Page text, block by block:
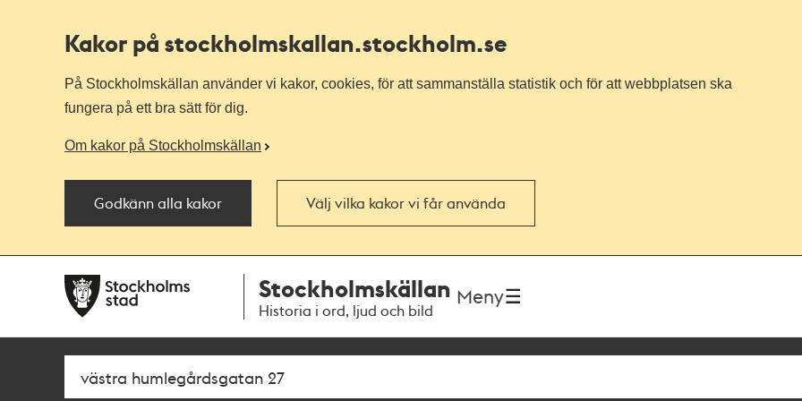
Kakor på stockholmskallan.stockholm.se
På Stockholmskällan använder vi kakor, cookies, för att sammanställa statistik och för att webbplatsen ska
fungera på ett bra sätt för dig.
Om kakor på Stockholmskällan
Godkänn alla kakor Välj vilka kakor vi får använda
navigationen
huvudinnehållet
Stockholmskällan
Historia i ord, ljud och bild
Meny
Sök